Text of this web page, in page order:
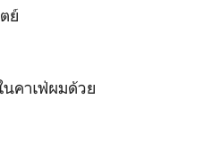
ย์​
คาเฟ่ผมด้วย